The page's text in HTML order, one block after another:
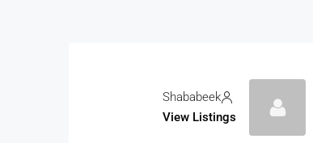
Shababeek
View Listings